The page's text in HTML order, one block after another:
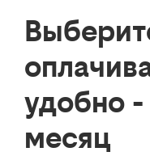
удобно -
месяц